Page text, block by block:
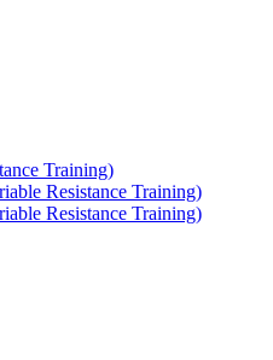
Training)
Resistance Training)
Resistance Training)